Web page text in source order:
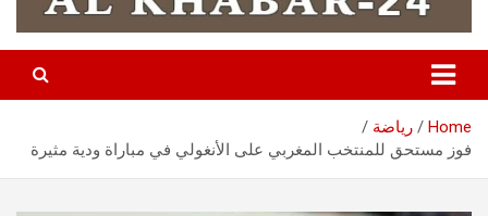
Home
رياضة
فوز مستحق للمنتخب المغربي على الأنغولي في مباراة ودية مثيرة